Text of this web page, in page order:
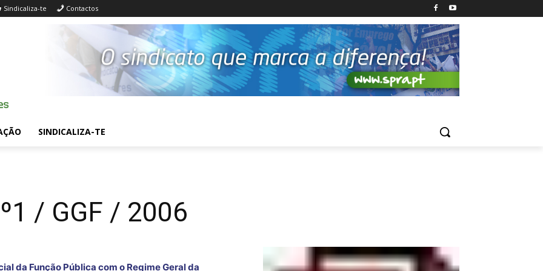
Sindicaliza-te Contactos
SINDICALIZA-TE
/ GGF / 2006
da Função Pública com o Regime Geral da